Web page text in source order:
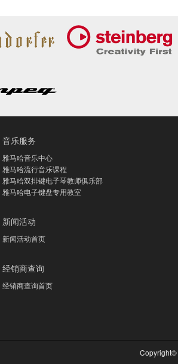
音乐服务
雅马哈音乐中心
雅马哈流行音乐课程
雅马哈双排键电子琴教师俱乐部
雅马哈电子键盘专用教室
新闻活动
新闻活动首页
经销商查询
经销商查询首页
Copyright©